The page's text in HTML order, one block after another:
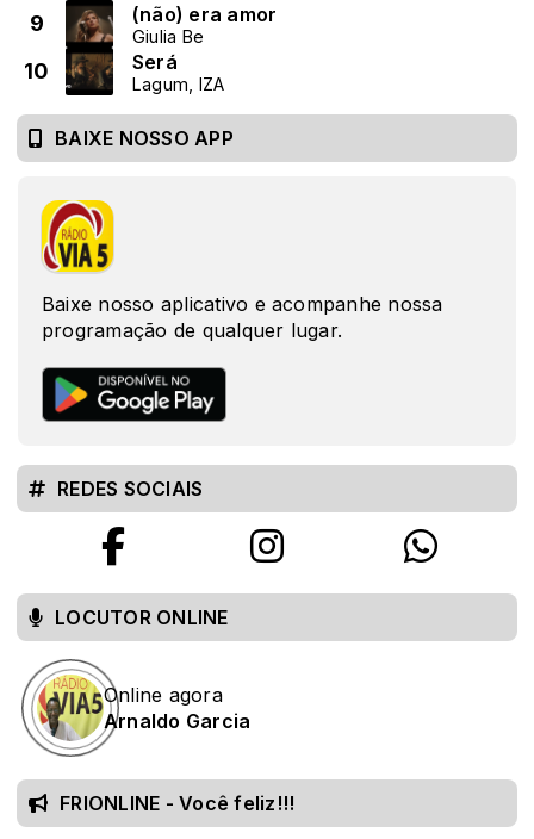
9 (não) era amor
Giulia Be
10 Será
Lagum, IZA
BAIXE NOSSO APP
Baixe nosso aplicativo e acompanhe nossa
programação de qualquer lugar.
REDES SOCIAIS
LOCUTOR ONLINE
Online agora
Arnaldo Garcia
FRIONLINE - Você feliz!!!